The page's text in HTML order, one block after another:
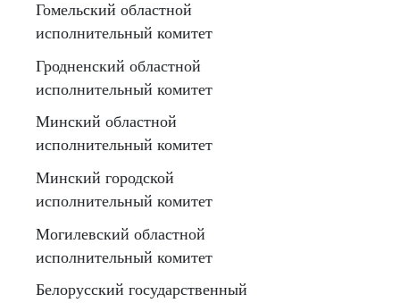
Гомельский областной
исполнительный комитет
Гродненский областной
исполнительный комитет
Минский областной
исполнительный комитет
Минский городской
исполнительный комитет
Могилевский областной
исполнительный комитет
Белорусский государственный